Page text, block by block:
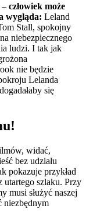
– człowiek może
wygląda: Leland
Stall, spokojny
niebezpiecznego
ludzi. I tak jak
nie będzie
Lelanda
się
widać,
bez udziału
pokazuje przykład
utartego szlaku. Przy
musi służyć naszej
niezbędnym